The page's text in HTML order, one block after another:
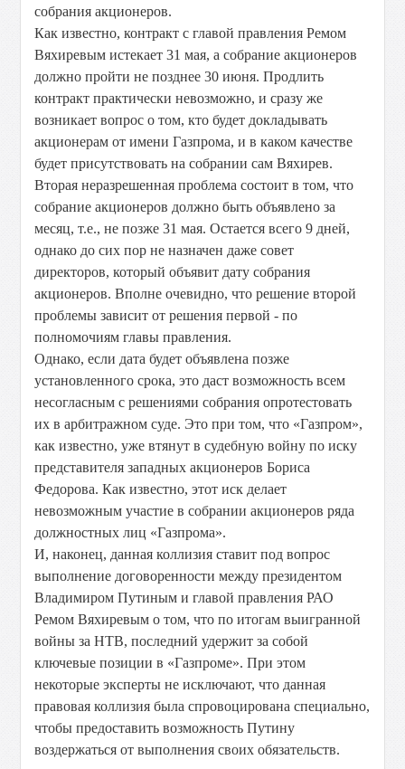
собрания акционеров.
Как известно, контракт с главой правления Ремом
Вяхиревым истекает 31 мая, а собрание акционеров
должно пройти не позднее 30 июня. Продлить
контракт практически невозможно, и сразу же
возникает вопрос о том, кто будет докладывать
акционерам от имени Газпрома, и в каком качестве
будет присутствовать на собрании сам Вяхирев.
Вторая неразрешенная проблема состоит в том, что
собрание акционеров должно быть объявлено за
месяц, т.е., не позже 31 мая. Остается всего 9 дней,
однако до сих пор не назначен даже совет
директоров, который объявит дату собрания
акционеров. Вполне очевидно, что решение второй
проблемы зависит от решения первой - по
полномочиям главы правления.
Однако, если дата будет объявлена позже
установленного срока, это даст возможность всем
несогласным с решениями собрания опротестовать
их в арбитражном суде. Это при том, что «Газпром»,
как известно, уже втянут в судебную войну по иску
представителя западных акционеров Бориса
Федорова. Как известно, этот иск делает
невозможным участие в собрании акционеров ряда
должностных лиц «Газпрома».
И, наконец, данная коллизия ставит под вопрос
выполнение договоренности между президентом
Владимиром Путиным и главой правления РАО
Ремом Вяхиревым о том, что по итогам выигранной
войны за НТВ, последний удержит за собой
ключевые позиции в «Газпроме». При этом
некоторые эксперты не исключают, что данная
правовая коллизия была спровоцирована специально,
чтобы предоставить возможность Путину
воздержаться от выполнения своих обязательств.